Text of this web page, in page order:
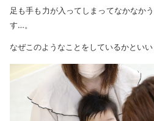
足も手も力が入ってしまってなかなか
す…。
なぜこのようなことをしているかとい